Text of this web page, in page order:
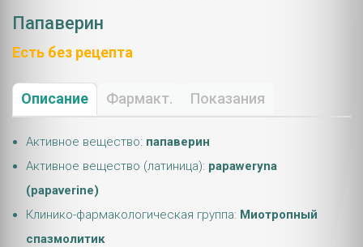
Папаверин
Есть без рецепта
Описание Фармакт. Показания
Активное вещество: папаверин
Активное вещество (латиница): papaweryna
(papaverine)
Клинико-фармакологическая группа: Миотропный
спазмолитик